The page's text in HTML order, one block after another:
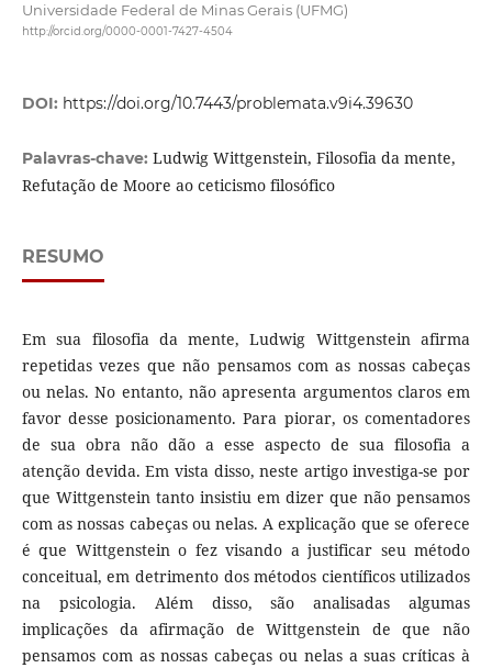
Universidade Federal de Minas Gerais (UFMG)
http://orcid.org/0000-0001-7427-4504
DOI: https://doi.org/10.7443/problemata.v9i4.39630
Palavras-chave: Ludwig Wittgenstein, Filosofia da mente,
Refutação de Moore ao ceticismo filosófico
RESUMO
Em sua filosofia da mente, Ludwig Wittgenstein afirma
repetidas vezes que não pensamos com as nossas cabeças
ou nelas. No entanto, não apresenta argumentos claros em
favor desse posicionamento. Para piorar, os comentadores
de sua obra não dão a esse aspecto de sua filosofia a
atenção devida. Em vista disso, neste artigo investiga-se por
que Wittgenstein tanto insistiu em dizer que não pensamos
com as nossas cabeças ou nelas. A explicação que se oferece
é que Wittgenstein o fez visando a justificar seu método
conceitual, em detrimento dos métodos científicos utilizados
na psicologia. Além disso, são analisadas algumas
implicações da afirmação de Wittgenstein de que não
pensamos com as nossas cabeças ou nelas a suas críticas à